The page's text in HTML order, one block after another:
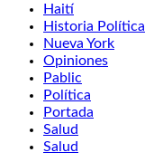
Haití
Historia Política
Nueva York
Opiniones
Pablic
Política
Portada
Salud
Salud